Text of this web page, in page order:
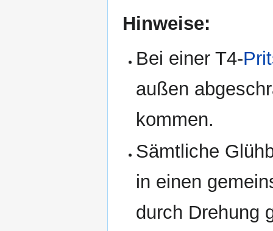
Hinweise:
Bei einer T4-
außen
kommen.
Sämtliche
in einen
durch Drehung